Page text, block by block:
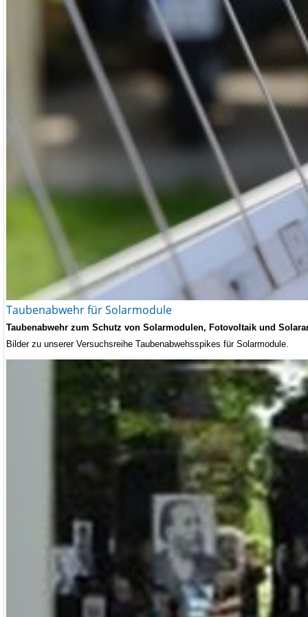
Taubenabwehr für Solarmodule
Taubenabwehr zum Schutz von Solarmodulen, Fotovoltaik und
Bilder zu unserer Versuchsreihe Taubenabwehsspikes für Solarmodule.